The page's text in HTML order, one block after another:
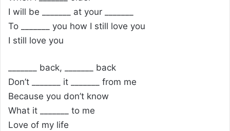
I will be _______ at your _______
To _______ you how I still love you
I still love you
_______ back, _______ back
Don’t _______ it _______ from me
Because you don’t know
What it _______ to me
Love of my life